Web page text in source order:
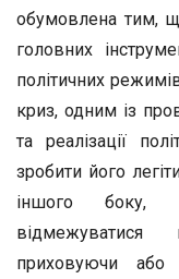
обумовлена тим,
головних
політичних
криз, одним із
та реалізації
зробити його
іншого боку,
відмежуватися
приховуючи або